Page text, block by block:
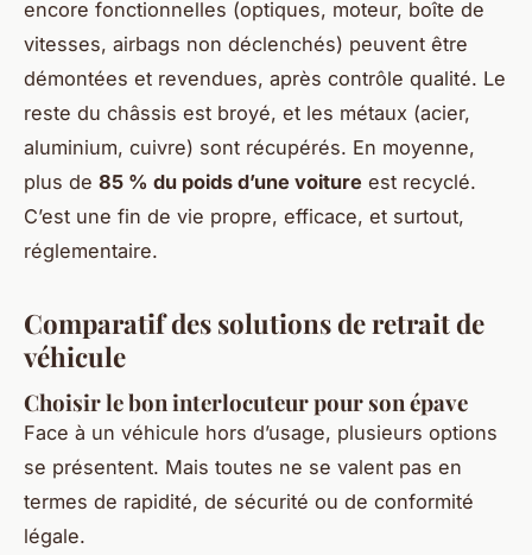
encore fonctionnelles (optiques, moteur, boîte de
vitesses, airbags non déclenchés) peuvent être
démontées et revendues, après contrôle qualité. Le
reste du châssis est broyé, et les métaux (acier,
aluminium, cuivre) sont récupérés. En moyenne,
plus de 85 % du poids d’une voiture est recyclé.
C’est une fin de vie propre, efficace, et surtout,
réglementaire.
Comparatif des solutions de retrait de
véhicule
Choisir le bon interlocuteur pour son épave
Face à un véhicule hors d’usage, plusieurs options
se présentent. Mais toutes ne se valent pas en
termes de rapidité, de sécurité ou de conformité
légale.